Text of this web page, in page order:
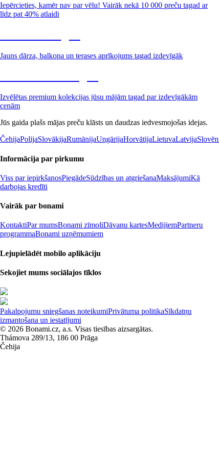
Iepērcieties, kamēr nav par vēlu! Vairāk nekā 10 000 preču tagad ar
līdz pat 40% atlaidi
Jauns dārza, balkona un terases aprīkojums tagad izdevīgāk
Izvēlētas premium kolekcijas jūsu mājām tagad par izdevīgākām
cenām
Jūs gaida plašs mājas preču klāsts un daudzas iedvesmojošas idejas.
ČehijaPolijaSlovākijaRumānijaUngārijaHorvātijaLietuvaLatvija
Informācija par pirkumu
Viss par iepirkšanosPiegādeSūdzības un atgriešanaMaksājumiKā
darbojas kredīti
Vairāk par bonami
KontaktiPar mumsBonami zīmoliDāvanu kartesMedijiemPartneru
programmaBonami uzņēmumiem
Lejupielādēt mobilo aplikāciju
Sekojiet mums sociālajos tīklos
Pakalpojumu sniegšanas noteikumiPrivātuma politikaSīkdatņu
izmantošana un iestatījumi
© 2026 Bonami.cz, a.s. Visas tiesības aizsargātas.
Thámova 289/13, 186 00 Prāga
Čehija